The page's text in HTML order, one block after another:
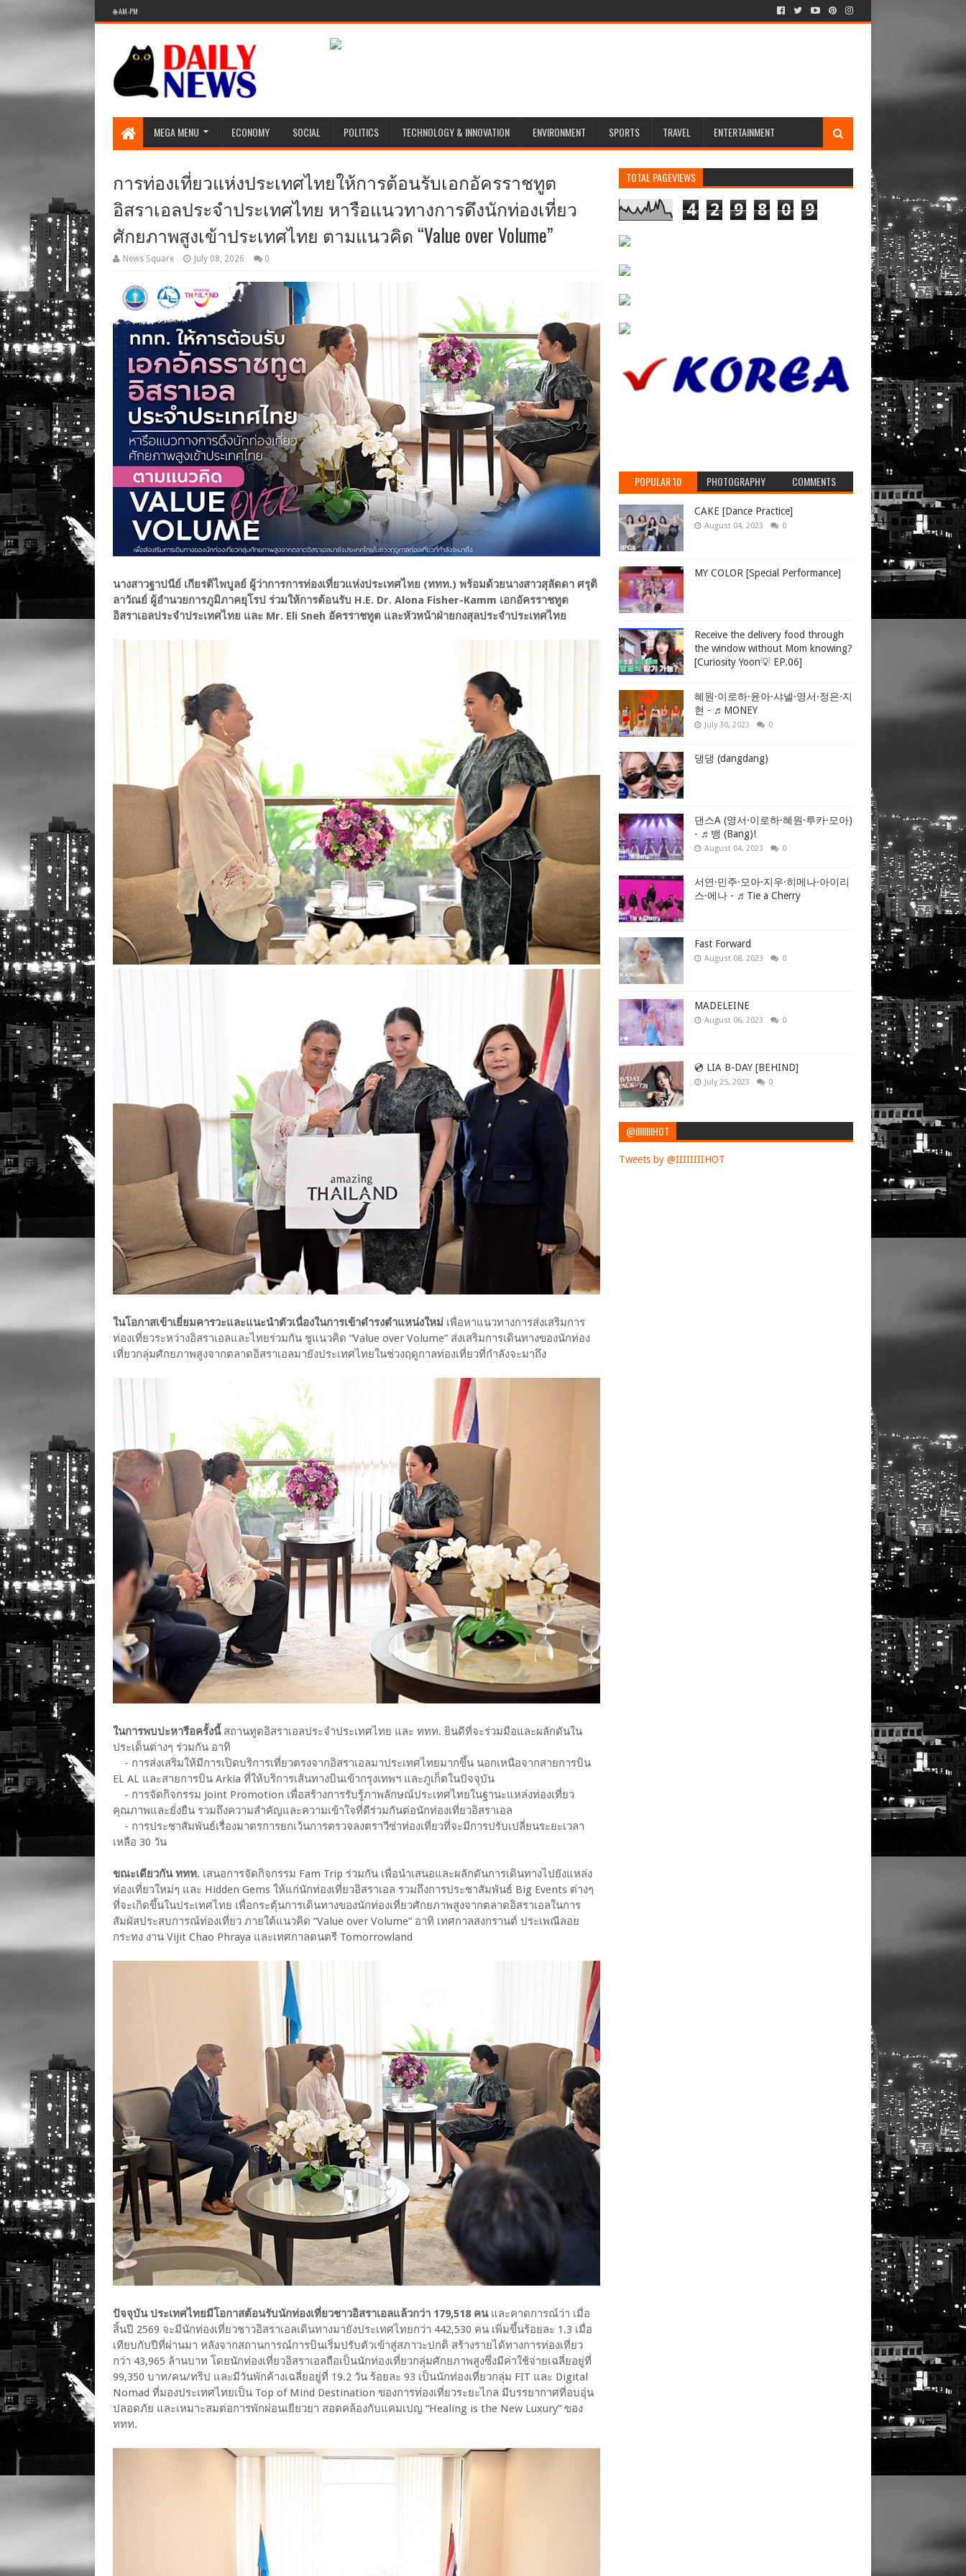
🌐 AM-PM
MEGA MENU ECONOMY SOCIAL POLITICS TECHNOLOGY & INNOVATION ENVIRONMENT SPORTS TRAVEL ENTERTAINMENT
การท่องเที่ยวแห่งประเทศไทยให้การต้อนรับเอกอัครราชทูต
อิสราเอลประจำประเทศไทย หารือแนวทางการดึงนักท่องเที่ยว
ศักยภาพสูงเข้าประเทศไทย ตามแนวคิด “Value over Volume”
News Square July 08, 2026 0
นางสาวฐาปนีย์ เกียรติไพบูลย์ ผู้ว่าการการท่องเที่ยวแห่งประเทศไทย (ททท.) พร้อมด้วยนางสาวสุลัดดา ศรุติ
ลาวัณย์ ผู้อำนวยการภูมิภาคยุโรป ร่วมให้การต้อนรับ H.E. Dr. Alona Fisher-Kamm เอกอัครราชทูต
อิสราเอลประจำประเทศไทย และ Mr. Eli Sneh อัครราชทูต และหัวหน้าฝ่ายกงสุลประจำประเทศไทย
ในโอกาสเข้าเยี่ยมคารวะและแนะนำตัวเนื่องในการเข้าดำรงตำแหน่งใหม่ เพื่อหาแนวทางการส่งเสริมการ
ท่องเที่ยวระหว่างอิสราเอลและไทยร่วมกัน ชูแนวคิด “Value over Volume” ส่งเสริมการเดินทางของนักท่อง
เที่ยวกลุ่มศักยภาพสูงจากตลาดอิสราเอลมายังประเทศไทยในช่วงฤดูกาลท่องเที่ยวที่กำลังจะมาถึง
ในการพบปะหารือครั้งนี้ สถานทูตอิสราเอลประจำประเทศไทย และ ททท. ยินดีที่จะร่วมมือและผลักดันใน
ประเด็นต่างๆ ร่วมกัน อาทิ
- การส่งเสริมให้มีการเปิดบริการเที่ยวตรงจากอิสราเอลมาประเทศไทยมากขึ้น นอกเหนือจากสายการบิน
EL AL และสายการบิน Arkia ที่ให้บริการเส้นทางบินเข้ากรุงเทพฯ และภูเก็ตในปัจจุบัน
- การจัดกิจกรรม Joint Promotion เพื่อสร้างการรับรู้ภาพลักษณ์ประเทศไทยในฐานะแหล่งท่องเที่ยว
คุณภาพและยั่งยืน รวมถึงความสำคัญและความเข้าใจที่ดีร่วมกันต่อนักท่องเที่ยวอิสราเอล
- การประชาสัมพันธ์เรื่องมาตรการยกเว้นการตรวจลงตราวีซ่าท่องเที่ยวที่จะมีการปรับเปลี่ยนระยะเวลา
เหลือ 30 วัน
ขณะเดียวกัน ททท. เสนอการจัดกิจกรรม Fam Trip ร่วมกัน เพื่อนำเสนอและผลักดันการเดินทางไปยังแหล่ง
ท่องเที่ยวใหม่ๆ และ Hidden Gems ให้แก่นักท่องเที่ยวอิสราเอล รวมถึงการประชาสัมพันธ์ Big Events ต่างๆ
ที่จะเกิดขึ้นในประเทศไทย เพื่อกระตุ้นการเดินทางของนักท่องเที่ยวศักยภาพสูงจากตลาดอิสราเอลในการ
สัมผัสประสบการณ์ท่องเที่ยว ภายใต้แนวคิด “Value over Volume” อาทิ เทศกาลสงกรานต์ ประเพณีลอย
กระทง งาน Vijit Chao Phraya และเทศกาลดนตรี Tomorrowland
ปัจจุบัน ประเทศไทยมีโอกาสต้อนรับนักท่องเที่ยวชาวอิสราเอลแล้วกว่า 179,518 คน และคาดการณ์ว่า เมื่อ
สิ้นปี 2569 จะมีนักท่องเที่ยวชาวอิสราเอลเดินทางมายังประเทศไทยกว่า 442,530 คน เพิ่มขึ้นร้อยละ 1.3 เมื่อ
เทียบกับปีที่ผ่านมา หลังจากสถานการณ์การบินเริ่มปรับตัวเข้าสู่สภาวะปกติ สร้างรายได้ทางการท่องเที่ยว
กว่า 43,965 ล้านบาท โดยนักท่องเที่ยวอิสราเอลถือเป็นนักท่องเที่ยวกลุ่มศักยภาพสูงซึ่งมีค่าใช้จ่ายเฉลี่ยอยู่ที่
99,350 บาท/คน/ทริป และมีวันพักค้างเฉลี่ยอยู่ที่ 19.2 วัน ร้อยละ 93 เป็นนักท่องเที่ยวกลุ่ม FIT และ Digital
Nomad ที่มองประเทศไทยเป็น Top of Mind Destination ของการท่องเที่ยวระยะไกล มีบรรยากาศที่อบอุ่น
ปลอดภัย และเหมาะสมต่อการพักผ่อนเยียวยา สอดคล้องกับแคมเปญ “Healing is the New Luxury” ของ
ททท.
TOTAL PAGEVIEWS
4 2 9 8 0 9
POPULAR 10 PHOTOGRAPHY COMMENTS
CAKE [Dance Practice]
August 04, 2023 0
MY COLOR [Special Performance]
Receive the delivery food through
the window without Mom knowing?
[Curiosity Yoon💡 EP.06]
혜원·이로하·윤아·샤넬·영서·정은·지
현 - ♬MONEY
July 30, 2023 0
댕댕 (dangdang)
댄스A (영서·이로하·혜원·루카·모아)
- ♬뱅 (Bang)!
August 04, 2023 0
서연·민주·모아·지우·히메나·아이리
스·에나 - ♬Tie a Cherry
Fast Forward
August 08, 2023 0
MADELEINE
August 06, 2023 0
💿 LIA B-DAY [BEHIND]
July 25, 2023 0
@IIIIIIIIHOT
Tweets by @IIIIIIIIHOT